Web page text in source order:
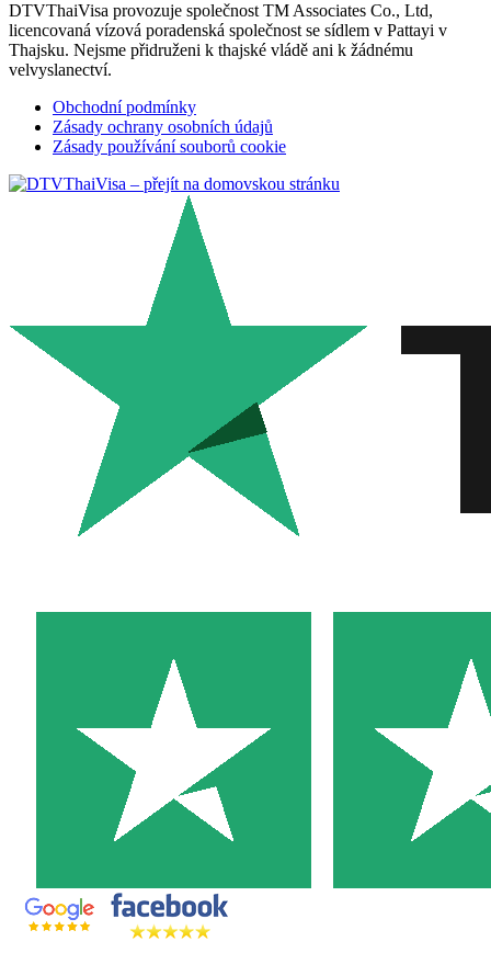
DTVThaiVisa provozuje společnost TM Associates Co., Ltd,
licencovaná vízová poradenská společnost se sídlem v Pattayi v
Thajsku. Nejsme přidruženi k thajské vládě ani k žádnému
velvyslanectví.
Obchodní podmínky
Zásady ochrany osobních údajů
Zásady používání souborů cookie